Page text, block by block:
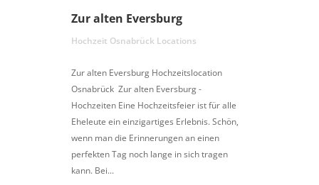
Zur alten Eversburg
Hochzeit Osnabrück Locations
Zur alten Eversburg Hochzeitslocation
Osnabrück Zur alten Eversburg -
Hochzeiten Eine Hochzeitsfeier ist für alle
Eheleute ein einzigartiges Erlebnis. Schön,
wenn man die Erinnerungen an einen
perfekten Tag noch lange in sich tragen
kann. Bei...